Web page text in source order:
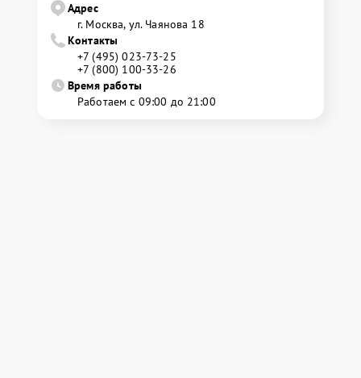
Адрес
г. Москва, ул. Чаянова 18
Контакты
+7 (495) 023-73-25
+7 (800) 100-33-26
Время работы
Работаем с 09:00 до 21:00